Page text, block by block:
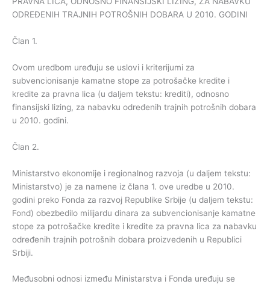
ODREĐENIH TRAJNIH POTROŠNIH DOBARA U 2010. GODINI
Član 1.
Ovom uredbom uređuju se uslovi i kriterijumi za
subvencionisanje kamatne stope za potrošačke kredite i
kredite za pravna lica (u daljem tekstu: krediti), odnosno
finansijski lizing, za nabavku određenih trajnih potrošnih dobara
u 2010. godini.
Član 2.
Ministarstvo ekonomije i regionalnog razvoja (u daljem tekstu:
Ministarstvo) je za namene iz člana 1. ove uredbe u 2010.
godini preko Fonda za razvoj Republike Srbije (u daljem tekstu:
Fond) obezbedilo milijardu dinara za subvencionisanje kamatne
stope za potrošačke kredite i kredite za pravna lica za nabavku
određenih trajnih potrošnih dobara proizvedenih u Republici
Srbiji.
Međusobni odnosi između Ministarstva i Fonda uređuju se